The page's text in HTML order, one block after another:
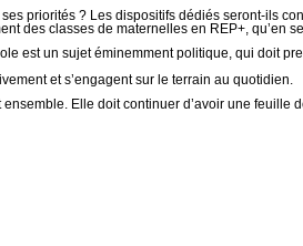
priorités ? Les dispositifs dédiés seront-ils
des classes de maternelles en REP+, qu’en
est un sujet éminemment politique, qui doit
et s’engagent sur le terrain au quotidien.
Elle doit continuer d’avoir une